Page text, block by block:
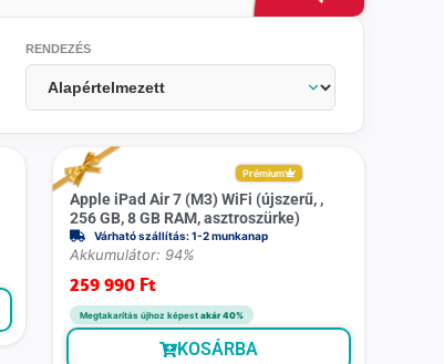
RENDEZÉS
Prémium
Apple iPad Air 7 (M3) WiFi (újszerű, ,
256 GB, 8 GB RAM, asztroszürke)
Várható szállítás: 1-2 munkanap
Akkumulátor: 94%
259 990 Ft
Megtakarítás újhoz képest akár 40%
KOSÁRBA